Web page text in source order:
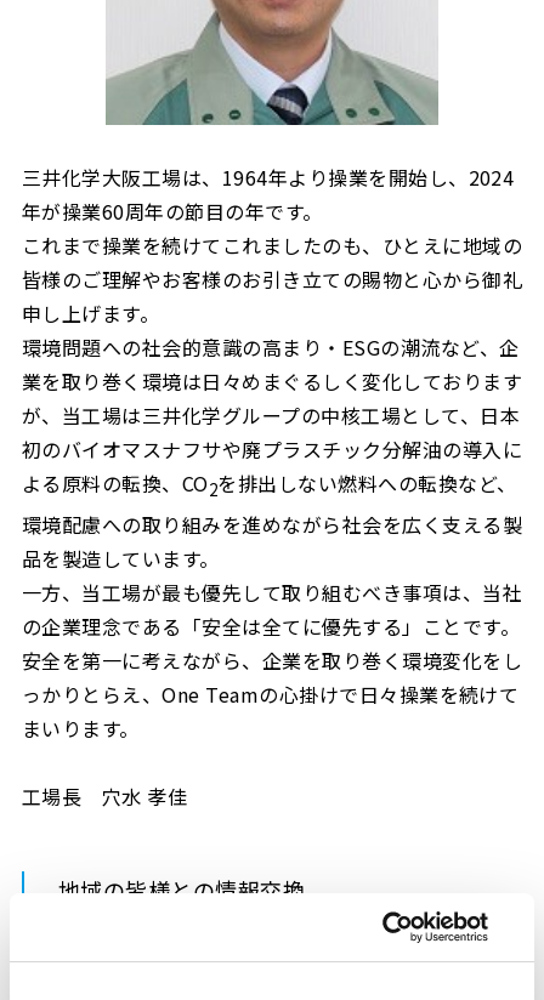
三井化学大阪工場は、1964年より操業を開始し、2024
年が操業60周年の節目の年です。
これまで操業を続けてこれましたのも、ひとえに地域の
皆様のご理解やお客様のお引き立ての賜物と心から御礼
申し上げます。
環境問題への社会的意識の高まり・ESGの潮流など、企
業を取り巻く環境は日々めまぐるしく変化しております
が、当工場は三井化学グループの中核工場として、日本
初のバイオマスナフサや廃プラスチック分解油の導入に
よる原料の転換、CO2を排出しない燃料への転換など、
環境配慮への取り組みを進めながら社会を広く支える製
品を製造しています。
一方、当工場が最も優先して取り組むべき事項は、当社
の企業理念である「安全は全てに優先する」ことです。
安全を第一に考えながら、企業を取り巻く環境変化をし
っかりとらえ、One Teamの心掛けで日々操業を続けて
まいります。
工場長 穴水 孝佳
地域の皆様との情報交換
広報紙「たかしのはま」の発行に加え、地元自治会役員